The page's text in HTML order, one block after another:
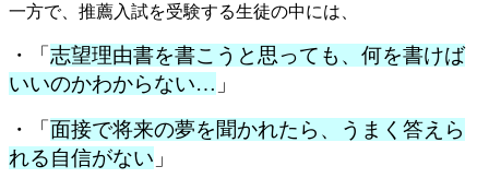
一方で、推薦入試を受験する生徒の中には、
・「志望理由書を書こうと思っても、何を書けば
いいのかわからない… 」
・「面接で将来の夢を聞かれたら、うまく答えら
れる自信がない 」